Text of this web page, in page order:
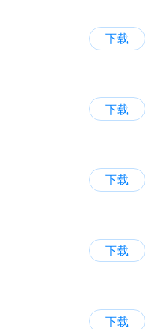
下载
下载
下载
下载
下载